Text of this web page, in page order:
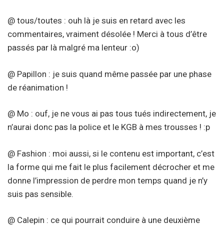
@ tous/toutes : ouh là je suis en retard avec les
commentaires, vraiment désolée ! Merci à tous d’être
passés par là malgré ma lenteur :o)
@ Papillon : je suis quand même passée par une phase
de réanimation !
@ Mo : ouf, je ne vous ai pas tous tués indirectement, je
n’aurai donc pas la police et le KGB à mes trousses ! :p
@ Fashion : moi aussi, si le contenu est important, c’est
la forme qui me fait le plus facilement décrocher et me
donne l’impression de perdre mon temps quand je n’y
suis pas sensible.
@ Calepin : ce qui pourrait conduire à une deuxième